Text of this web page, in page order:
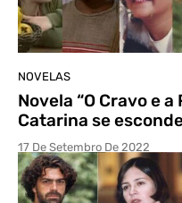
NOVELAS
Novela “O Cravo e
Catarina se
17 De Setembro De 2022